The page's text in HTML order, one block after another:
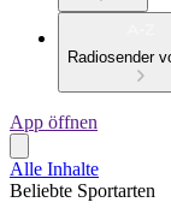
Radiosender
App öffnen
Alle Inhalte
Beliebte Sportarten